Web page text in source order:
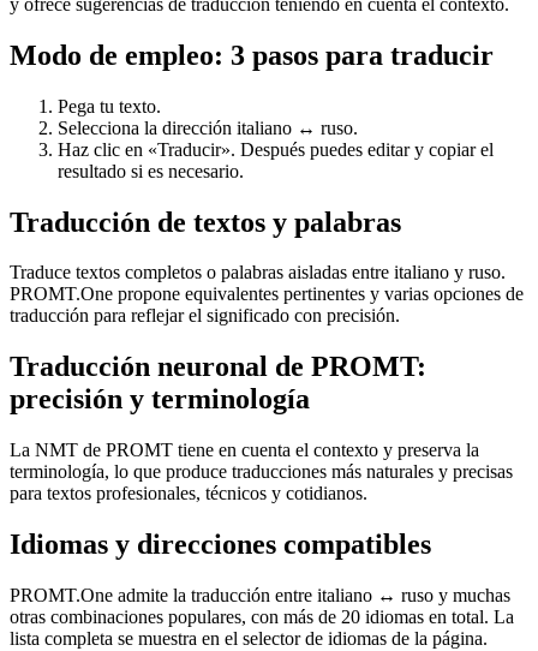
Modo de empleo: 3 pasos para traducir
Pega tu texto.
Selecciona la dirección italiano ↔ ruso.
Haz clic en «Traducir». Después puedes editar y copiar el
resultado si es necesario.
Traducción de textos y palabras
Traduce textos completos o palabras aisladas entre italiano y ruso.
PROMT.One propone equivalentes pertinentes y varias opciones de
traducción para reflejar el significado con precisión.
Traducción neuronal de PROMT:
precisión y terminología
La NMT de PROMT tiene en cuenta el contexto y preserva la
terminología, lo que produce traducciones más naturales y precisas
para textos profesionales, técnicos y cotidianos.
Idiomas y direcciones compatibles
PROMT.One admite la traducción entre italiano ↔ ruso y muchas
otras combinaciones populares, con más de 20 idiomas en total. La
lista completa se muestra en el selector de idiomas de la página.